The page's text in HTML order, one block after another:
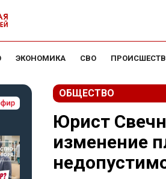
ЭКОНОМИКА СВО
ОБЩЕСТВО
Юрист
изменение